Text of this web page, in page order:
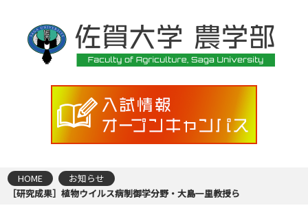
HOME
お知らせ
［研究成果］植物ウイルス病制御学分野・大島一里教授ら